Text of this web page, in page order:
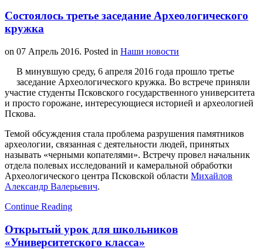
Состоялось третье заседание Археологического
кружка
on 07 Апрель 2016. Posted in Наши новости
В минувшую среду, 6 апреля 2016 года прошло третье
заседание Археологического кружка. Во встрече приняли
участие студенты Псковского государственного университета
и просто горожане, интересующиеся историей и археологией
Пскова.
Темой обсуждения стала проблема разрушения памятников
археологии, связанная с деятельности людей, принятых
называть «черными копателями». Встречу провел начальник
отдела полевых исследований и камеральной обработки
Археологического центра Псковской области Михайлов
Александр Валерьевич.
Continue Reading
Открытый урок для школьников
«Университетского класса»